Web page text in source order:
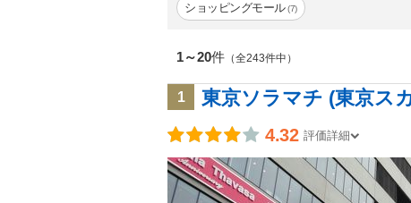
ショッピングモール (7)
1～20件 （全243件中）
1 東京ソラマチ (東京ス
4.32 評価詳細